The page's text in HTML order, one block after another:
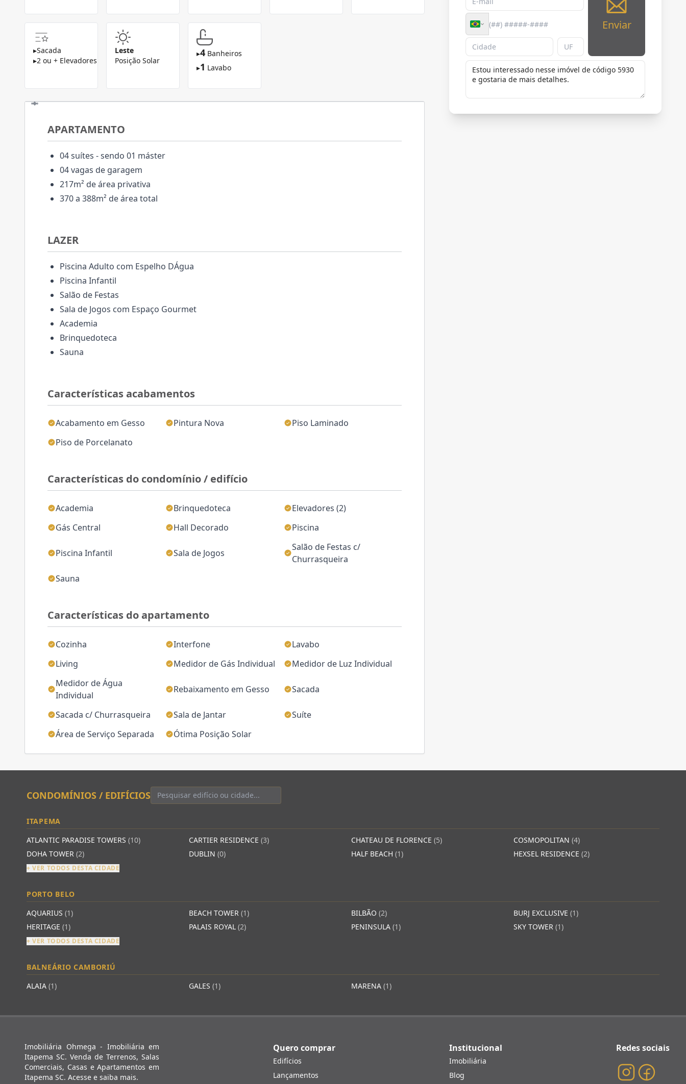
▸Sacada
▸2 ou + Elevadores
Leste
Posição Solar
▸4 Banheiros
▸1 Lavabo
Características acabamentos
Acabamento em Gesso Pintura Nova
Piso Laminado
Piso de Porcelanato
Características do condomínio / edifício
Academia Brinquedoteca
Elevadores (2)
Gás Central
Hall Decorado Piscina
Piscina Infantil Sala de Jogos
Salão de Festas c/
Churrasqueira
Sauna
Características do apartamento
Cozinha Interfone
Lavabo
Living
Medidor de Gás Individual
Medidor de Luz Individual
Medidor de Água
Individual
Rebaixamento em Gesso Sacada
Sacada c/ Churrasqueira Sala de Jantar
Suíte
Área de Serviço Separada
Ótima Posição Solar
APARTAMENTO
04 suítes - sendo 01 máster
04 vagas de garagem
217m² de área privativa
370 a 388m² de área total
LAZER
Piscina Adulto com Espelho DÁgua
Piscina Infantil
Salão de Festas
Sala de Jogos com Espaço Gourmet
Academia
Brinquedoteca
Sauna
Enviar
CONDOMÍNIOS / EDIFÍCIOS
ITAPEMA
ATLANTIC PARADISE TOWERS (10) CARTIER RESIDENCE (3) CHATEAU DE FLORENCE (5) COSMOPOLITAN (4)
DOHA TOWER (2) DUBLIN (0) HALF BEACH (1) HEXSEL RESIDENCE (2)
+ VER TODOS DESTA CIDADE
PORTO BELO
AQUARIUS (1) BEACH TOWER (1) BILBÃO (2) BURJ EXCLUSIVE (1)
HERITAGE (1) PALAIS ROYAL (2) PENINSULA (1) SKY TOWER (1)
+ VER TODOS DESTA CIDADE
BALNEÁRIO CAMBORIÚ
ALAIA (1) GALES (1) MARENA (1)
Imobiliária Ohmega - Imobiliária em
Itapema SC. Venda de Terrenos, Salas
Comerciais, Casas e Apartamentos em
Itapema SC. Acesse e saiba mais.
Quero comprar
Edifícios
Lançamentos
Institucional
Imobiliária
Blog
Redes sociais